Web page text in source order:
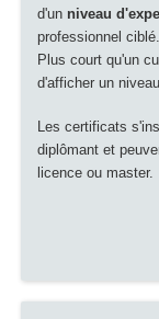
d'un niveau
professionnel ciblé.
Plus court qu'un
d'afficher un
Les certificats
diplômant et
licence ou master.